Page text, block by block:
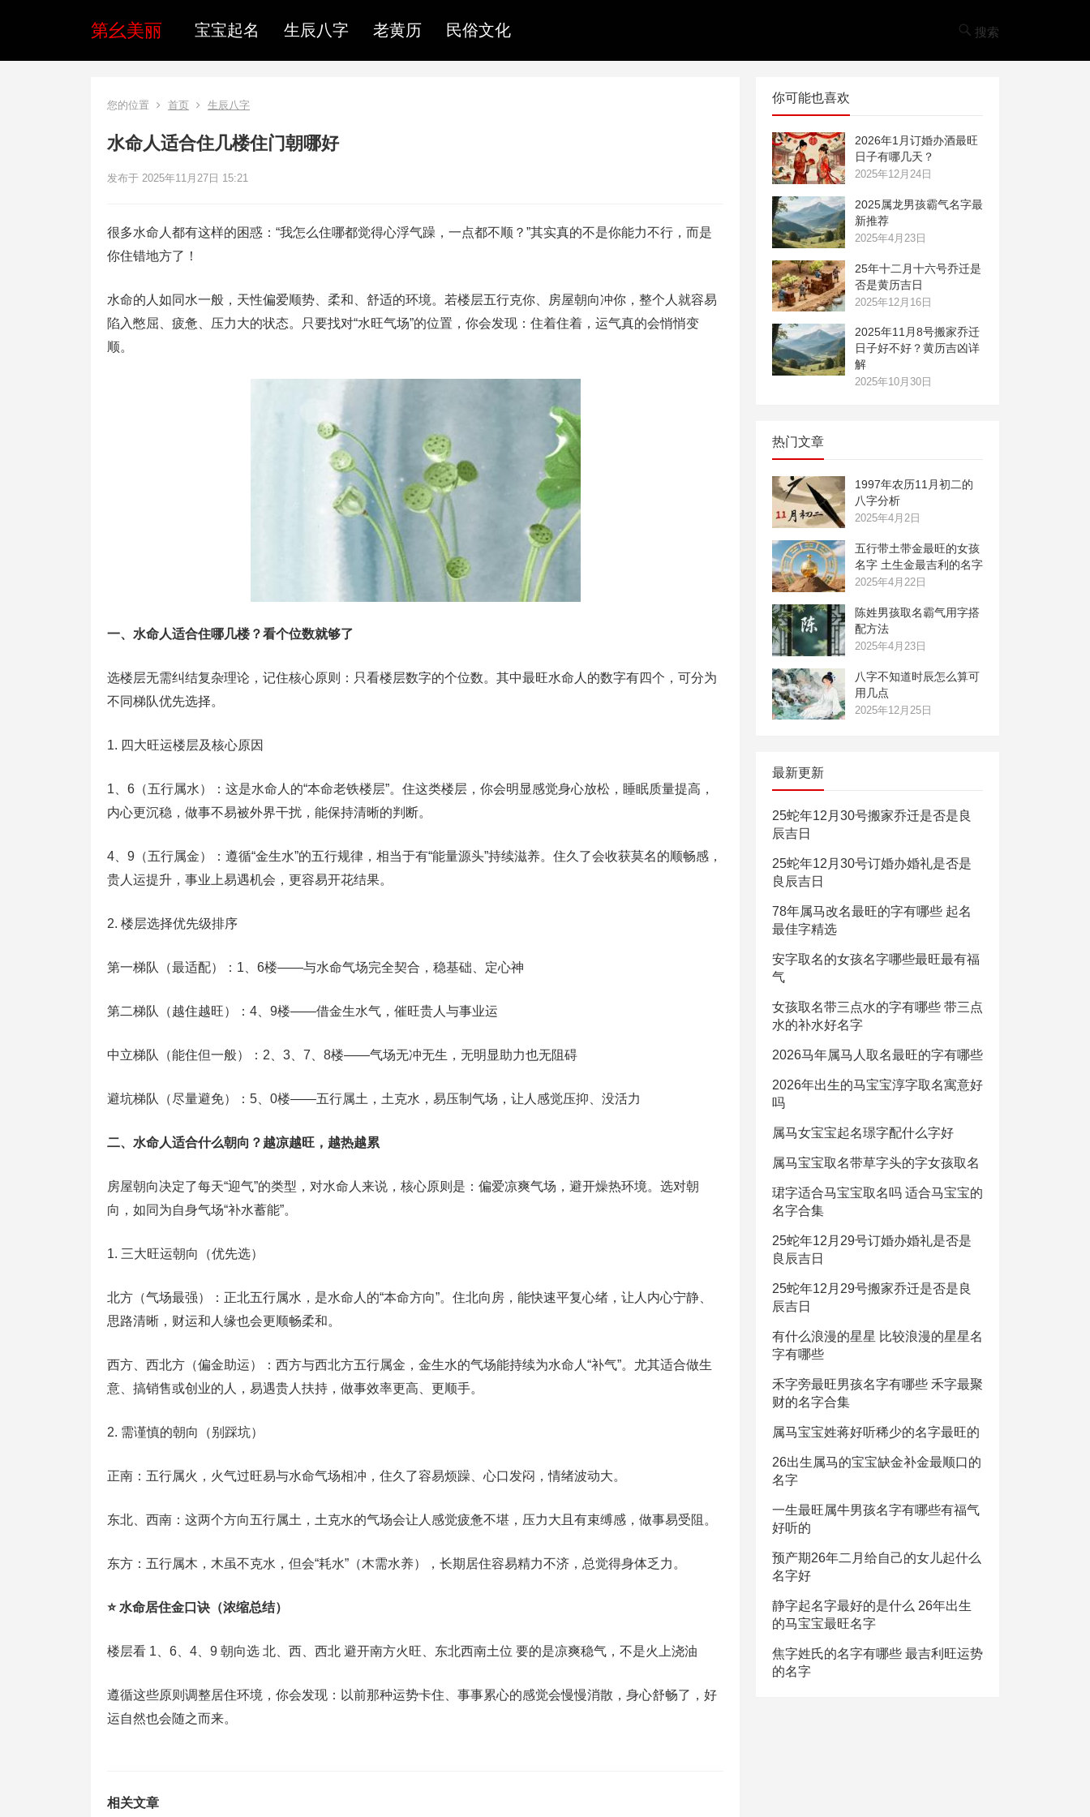
第幺美丽 宝宝起名 生辰八字 老黄历 民俗文化 搜索
您的位置 首页 生辰八字
水命人适合住几楼住门朝哪好
发布于 2025年11月27日 15:21
很多水命人都有这样的困惑：“我怎么住哪都觉得心浮气躁，一点都不顺？”其实真的不是你能力不行，而是
你住错地方了！
水命的人如同水一般，天性偏爱顺势、柔和、舒适的环境。若楼层五行克你、房屋朝向冲你，整个人就容易
陷入憋屈、疲惫、压力大的状态。只要找对“水旺气场”的位置，你会发现：住着住着，运气真的会悄悄变
顺。
一、水命人适合住哪几楼？看个位数就够了
选楼层无需纠结复杂理论，记住核心原则：只看楼层数字的个位数。其中最旺水命人的数字有四个，可分为
不同梯队优先选择。
1. 四大旺运楼层及核心原因
1、6（五行属水）：这是水命人的“本命老铁楼层”。住这类楼层，你会明显感觉身心放松，睡眠质量提高，
内心更沉稳，做事不易被外界干扰，能保持清晰的判断。
4、9（五行属金）：遵循“金生水”的五行规律，相当于有“能量源头”持续滋养。住久了会收获莫名的顺畅感，
贵人运提升，事业上易遇机会，更容易开花结果。
2. 楼层选择优先级排序
第一梯队（最适配）：1、6楼——与水命气场完全契合，稳基础、定心神
第二梯队（越住越旺）：4、9楼——借金生水气，催旺贵人与事业运
中立梯队（能住但一般）：2、3、7、8楼——气场无冲无生，无明显助力也无阻碍
避坑梯队（尽量避免）：5、0楼——五行属土，土克水，易压制气场，让人感觉压抑、没活力
二、水命人适合什么朝向？越凉越旺，越热越累
房屋朝向决定了每天“迎气”的类型，对水命人来说，核心原则是：偏爱凉爽气场，避开燥热环境。选对朝
向，如同为自身气场“补水蓄能”。
1. 三大旺运朝向（优先选）
北方（气场最强）：正北五行属水，是水命人的“本命方向”。住北向房，能快速平复心绪，让人内心宁静、
思路清晰，财运和人缘也会更顺畅柔和。
西方、西北方（偏金助运）：西方与西北方五行属金，金生水的气场能持续为水命人“补气”。尤其适合做生
意、搞销售或创业的人，易遇贵人扶持，做事效率更高、更顺手。
2. 需谨慎的朝向（别踩坑）
正南：五行属火，火气过旺易与水命气场相冲，住久了容易烦躁、心口发闷，情绪波动大。
东北、西南：这两个方向五行属土，土克水的气场会让人感觉疲惫不堪，压力大且有束缚感，做事易受阻。
东方：五行属木，木虽不克水，但会“耗水”（木需水养），长期居住容易精力不济，总觉得身体乏力。
⭐ 水命居住金口诀（浓缩总结）
楼层看 1、6、4、9 朝向选 北、西、西北 避开南方火旺、东北西南土位 要的是凉爽稳气，不是火上浇油
遵循这些原则调整居住环境，你会发现：以前那种运势卡住、事事累心的感觉会慢慢消散，身心舒畅了，好
运自然也会随之而来。
相关文章
你可能也喜欢
2026年1月订婚办酒最旺
日子有哪几天？
2025年12月24日
2025属龙男孩霸气名字最
新推荐
2025年4月23日
25年十二月十六号乔迁是
否是黄历吉日
2025年12月16日
2025年11月8号搬家乔迁
日子好不好？黄历吉凶详
解
2025年10月30日
热门文章
1997年农历11月初二的
八字分析
2025年4月2日
五行带土带金最旺的女孩
名字 土生金最吉利的名字
2025年4月22日
陈姓男孩取名霸气用字搭
配方法
2025年4月23日
八字不知道时辰怎么算可
用几点
2025年12月25日
最新更新
25蛇年12月30号搬家乔迁是否是良
辰吉日
25蛇年12月30号订婚办婚礼是否是
良辰吉日
78年属马改名最旺的字有哪些 起名
最佳字精选
安字取名的女孩名字哪些最旺最有福
气
女孩取名带三点水的字有哪些 带三点
水的补水好名字
2026马年属马人取名最旺的字有哪些
2026年出生的马宝宝淳字取名寓意好
吗
属马女宝宝起名璟字配什么字好
属马宝宝取名带草字头的字女孩取名
珺字适合马宝宝取名吗 适合马宝宝的
名字合集
25蛇年12月29号订婚办婚礼是否是
良辰吉日
25蛇年12月29号搬家乔迁是否是良
辰吉日
有什么浪漫的星星 比较浪漫的星星名
字有哪些
禾字旁最旺男孩名字有哪些 禾字最聚
财的名字合集
属马宝宝姓蒋好听稀少的名字最旺的
26出生属马的宝宝缺金补金最顺口的
名字
一生最旺属牛男孩名字有哪些有福气
好听的
预产期26年二月给自己的女儿起什么
名字好
静字起名字最好的是什么 26年出生
的马宝宝最旺名字
焦字姓氏的名字有哪些 最吉利旺运势
的名字